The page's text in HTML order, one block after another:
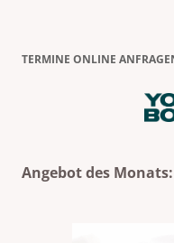
TERMINE ONLINE
Angebot des